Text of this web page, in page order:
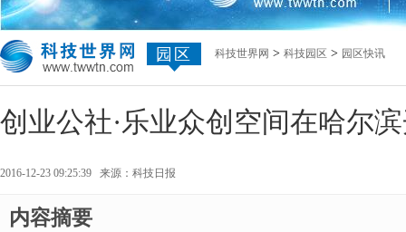
园区 科技世界网 > 科技园区 > 园区快讯
创业公社·乐业众创空间在哈尔
2016-12-23 09:25:39 来源： 科技日报
内容摘要